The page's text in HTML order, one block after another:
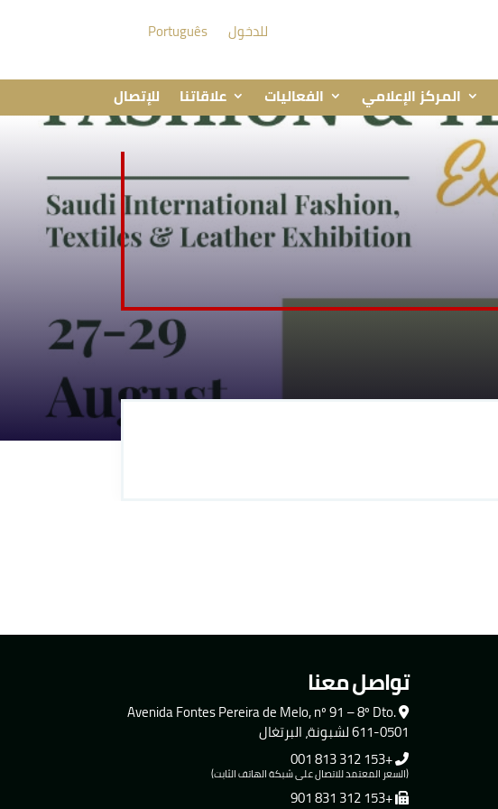
للدخول Português
المركز الإعلامي الفعاليات علاقاتنا للإتصال
تواصل معنا
Avenida Fontes Pereira de Melo, nº 91 – 8º Dto.
611-0501 لشبونة، البرتغال
+153 312 813 001
(السعر المعتمد للاتصال على شبكة الهاتف الثابت)
+153 312 831 901